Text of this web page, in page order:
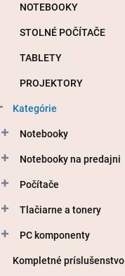
NOTEBOOKY
STOLNÉ POČÍTAČE
TABLETY
PROJEKTORY
Kategórie
Notebooky
Notebooky na predajni
Počítače
Tlačiarne a tonery
PC komponenty
Kompletné príslušenstvo